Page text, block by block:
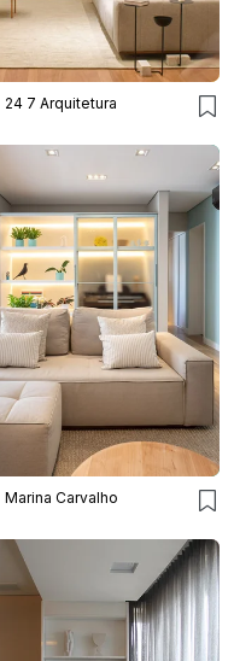
24 7 Arquitetura
Marina Carvalho